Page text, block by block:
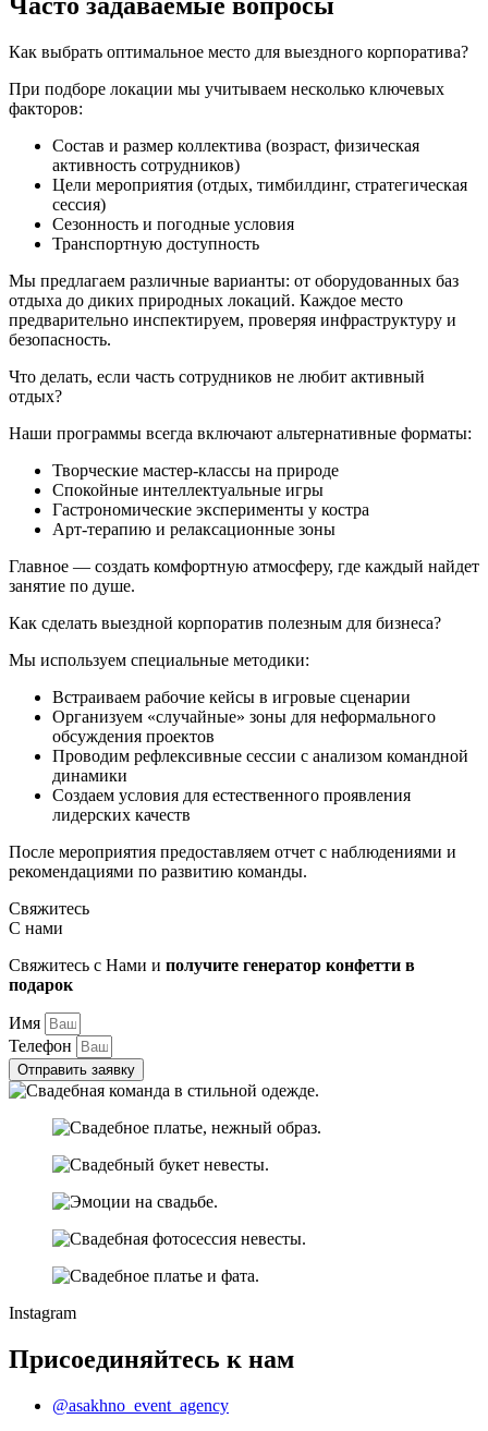
Как выбрать оптимальное место для выездного корпоратива?
При подборе локации мы учитываем несколько ключевых
факторов:
Состав и размер коллектива (возраст, физическая
активность сотрудников)
Цели мероприятия (отдых, тимбилдинг, стратегическая
сессия)
Сезонность и погодные условия
Транспортную доступность
Мы предлагаем различные варианты: от оборудованных баз
отдыха до диких природных локаций. Каждое место
предварительно инспектируем, проверяя инфраструктуру и
безопасность.
Что делать, если часть сотрудников не любит активный
отдых?
Наши программы всегда включают альтернативные форматы:
Творческие мастер-классы на природе
Спокойные интеллектуальные игры
Гастрономические эксперименты у костра
Арт-терапию и релаксационные зоны
Главное — создать комфортную атмосферу, где каждый найдет
занятие по душе.
Как сделать выездной корпоратив полезным для бизнеса?
Мы используем специальные методики:
Встраиваем рабочие кейсы в игровые сценарии
Организуем «случайные» зоны для неформального
обсуждения проектов
Проводим рефлексивные сессии с анализом командной
динамики
Создаем условия для естественного проявления
лидерских качеств
После мероприятия предоставляем отчет с наблюдениями и
рекомендациями по развитию команды.
Свяжитесь
С нами
Свяжитесь с Нами и получите генератор конфетти в
подарок
Имя
Телефон
Отправить заявку
Instagram
Присоединяйтесь к нам
@asakhno_event_agency